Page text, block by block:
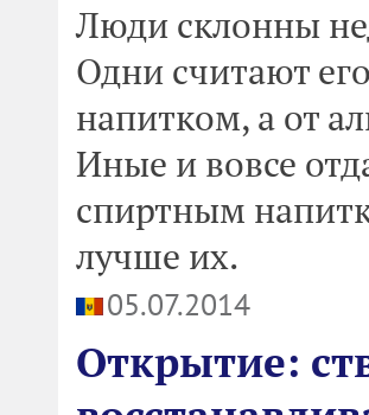
Люди склонны
Одни считают
напитком, а от
Иные и вовсе
спиртным
лучше их.
05.07.2014
Открытие: